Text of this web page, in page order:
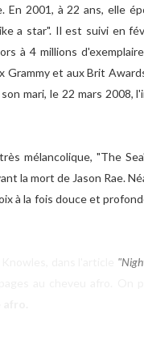
2001, à 22 ans, elle
a star". Il est suivi en
à 4 millions
et aux Brit
mari, le 22 mars 2008,
mélancolique, "The
la mort de Jason Rae.
à la fois douce et
au cheveu afro. On